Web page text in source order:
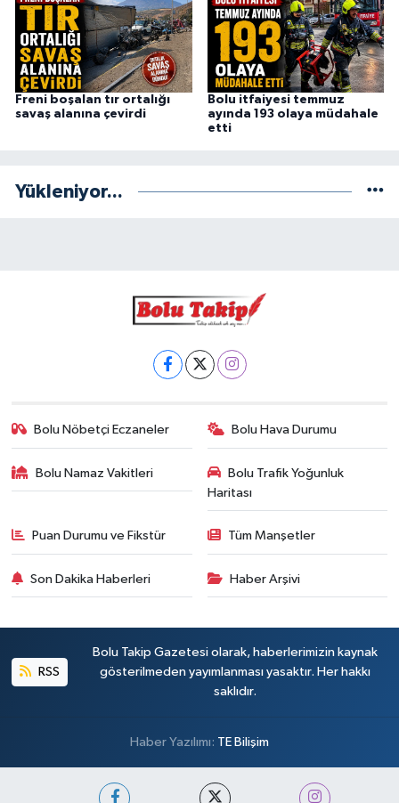
Freni boşalan tır ortalığı
savaş alanına çevirdi
Bolu itfaiyesi temmuz
ayında 193 olaya müdahale
etti
Yükleniyor...
Bolu Nöbetçi Eczaneler Bolu Hava Durumu
Bolu Namaz Vakitleri
Bolu Trafik Yoğunluk
Haritası
Puan Durumu ve Fikstür Tüm Manşetler
Son Dakika Haberleri Haber Arşivi
RSS
Bolu Takip Gazetesi olarak, haberlerimizin kaynak
gösterilmeden yayımlanması yasaktır. Her hakkı
saklıdır.
Haber Yazılımı: TE Bilişim